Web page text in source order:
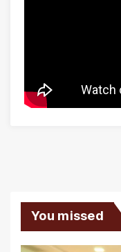
You missed